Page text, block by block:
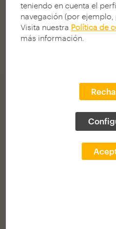
teniendo en cuenta el
navegación (por ejemplo,
Visita nuestra Política de
más información.